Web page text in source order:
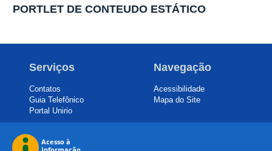
PORTLET DE CONTEUDO ESTÁTICO
Serviços
Contatos
Guia Telefônico
Portal Unirio
Navegação
Acessibilidade
Mapa do Site